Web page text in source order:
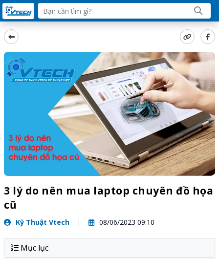
3 lý do nên mua laptop chuyên đồ họa
cũ
Kỹ Thuật Vtech 08/06/2023 09:10
Mục lục